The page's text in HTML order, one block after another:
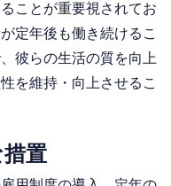
ことが重要視されてお
定年後も働き続けるこ
彼らの生活の質を向上
を維持・向上させるこ
置